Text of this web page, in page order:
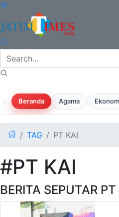
‹ Beranda Agama
TAG PT KAI
#PT KAI
BERITA SEPUTAR